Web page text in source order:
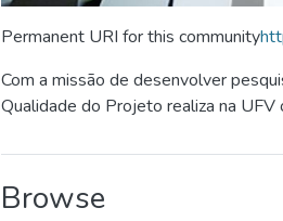
Permanent URI for this community
Com a missão de desenvolver
Qualidade do Projeto realiza na
Browse